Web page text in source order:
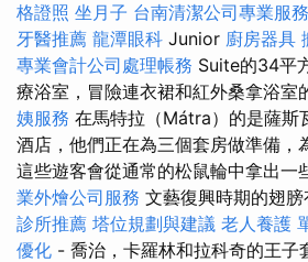
格證照 坐月子 台南清潔公司專業服務
牙醫推薦 龍潭眼科 Junior 廚房器具
專業會計公司處理帳務 Suite的34平
療浴室，冒險連衣裙和紅外桑拿浴室
姨服務 在馬特拉（Mátra）的是薩斯
酒店，他們正在為三個套房做準備，
這些遊客會從通常的松鼠輪中拿出一
業外燴公司服務 文藝復興時期的翅
診所推薦 塔位規劃與建議 老人養護
優化 - 喬治，卡羅林和拉科奇的王子